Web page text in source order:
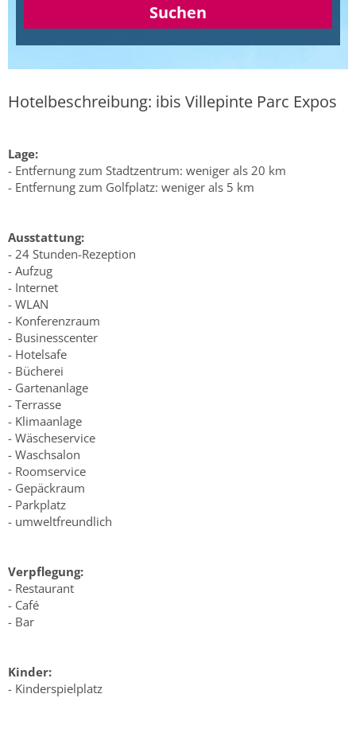
Suchen
Hotelbeschreibung: ibis Villepinte Parc Expos
Lage:
- Entfernung zum Stadtzentrum: weniger als 20 km
- Entfernung zum Golfplatz: weniger als 5 km
Ausstattung:
- 24 Stunden-Rezeption
- Aufzug
- Internet
- WLAN
- Konferenzraum
- Businesscenter
- Hotelsafe
- Bücherei
- Gartenanlage
- Terrasse
- Klimaanlage
- Wäscheservice
- Waschsalon
- Roomservice
- Gepäckraum
- Parkplatz
- umweltfreundlich
Verpflegung:
- Restaurant
- Café
- Bar
Kinder:
- Kinderspielplatz